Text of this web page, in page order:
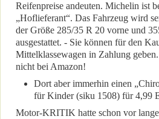
Reifenpreise andeuten. Michelin ist
„Hoflieferant“. Das Fahrzeug wird
der Größe 285/35 R 20 vorne und
ausgestattet. - Sie können für den
Mittelklassewagen in Zahlung
nicht bei Amazon!
Dort aber immerhin einen
für Kinder (siku 1508) für 4,99
Motor-KRITIK hatte schon vor